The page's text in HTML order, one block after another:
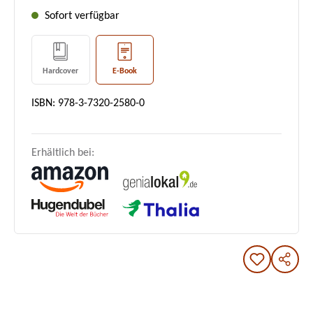
Sofort verfügbar
Hardcover E-Book
ISBN: 978-3-7320-2580-0
Erhältlich bei: